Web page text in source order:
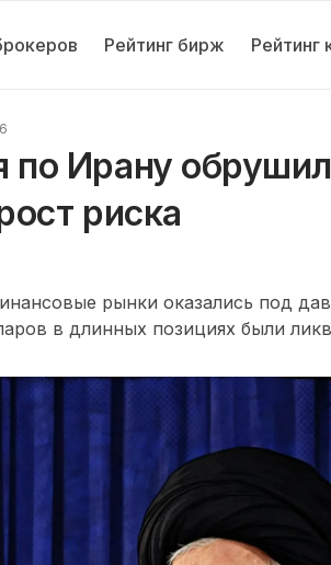
Рейтинг бирж Рейтинг
Ирану
риска
рынки оказались под
в длинных позициях были